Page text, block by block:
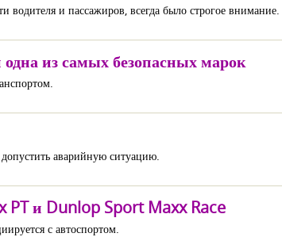
водителя и пассажиров, всегда было строгое внимание.
из самых безопасных марок
аварийную ситуацию.
и Dunlop Sport Maxx Race
с автоспортом.